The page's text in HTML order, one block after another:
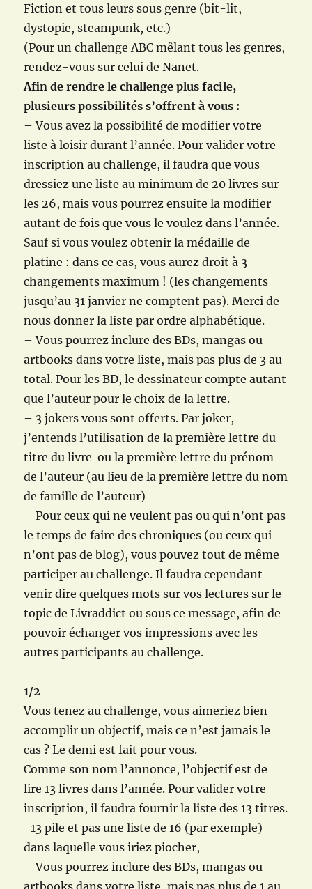
Fiction et tous leurs sous genre (bit-lit,
dystopie, steampunk, etc.)
(Pour un challenge ABC mêlant tous les genres,
rendez-vous sur celui de Nanet.
Afin de rendre le challenge plus facile,
plusieurs possibilités s’offrent à vous :
– Vous avez la possibilité de modifier votre
liste à loisir durant l’année. Pour valider votre
inscription au challenge, il faudra que vous
dressiez une liste au minimum de 20 livres sur
les 26, mais vous pourrez ensuite la modifier
autant de fois que vous le voulez dans l’année.
Sauf si vous voulez obtenir la médaille de
platine : dans ce cas, vous aurez droit à 3
changements maximum ! (les changements
jusqu’au 31 janvier ne comptent pas). Merci de
nous donner la liste par ordre alphabétique.
– Vous pourrez inclure des BDs, mangas ou
artbooks dans votre liste, mais pas plus de 3 au
total. Pour les BD, le dessinateur compte autant
que l’auteur pour le choix de la lettre.
– 3 jokers vous sont offerts. Par joker,
j’entends l’utilisation de la première lettre du
titre du livre ou la première lettre du prénom
de l’auteur (au lieu de la première lettre du nom
de famille de l’auteur)
– Pour ceux qui ne veulent pas ou qui n’ont pas
le temps de faire des chroniques (ou ceux qui
n’ont pas de blog), vous pouvez tout de même
participer au challenge. Il faudra cependant
venir dire quelques mots sur vos lectures sur le
topic de Livraddict ou sous ce message, afin de
pouvoir échanger vos impressions avec les
autres participants au challenge.
1/2
Vous tenez au challenge, vous aimeriez bien
accomplir un objectif, mais ce n’est jamais le
cas ? Le demi est fait pour vous.
Comme son nom l’annonce, l’objectif est de
lire 13 livres dans l’année. Pour valider votre
inscription, il faudra fournir la liste des 13 titres.
-13 pile et pas une liste de 16 (par exemple)
dans laquelle vous iriez piocher,
– Vous pourrez inclure des BDs, mangas ou
artbooks dans votre liste, mais pas plus de 1 au